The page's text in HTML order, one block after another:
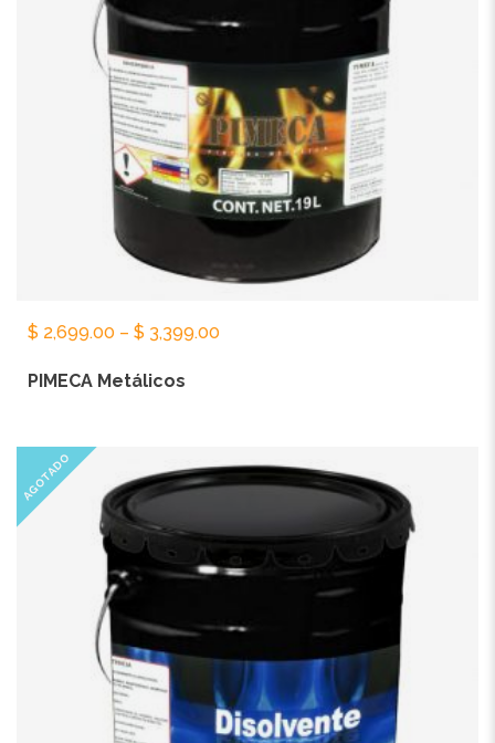
$ 2,699.00 – $ 3,399.00
PIMECA Metálicos
AGOTADO